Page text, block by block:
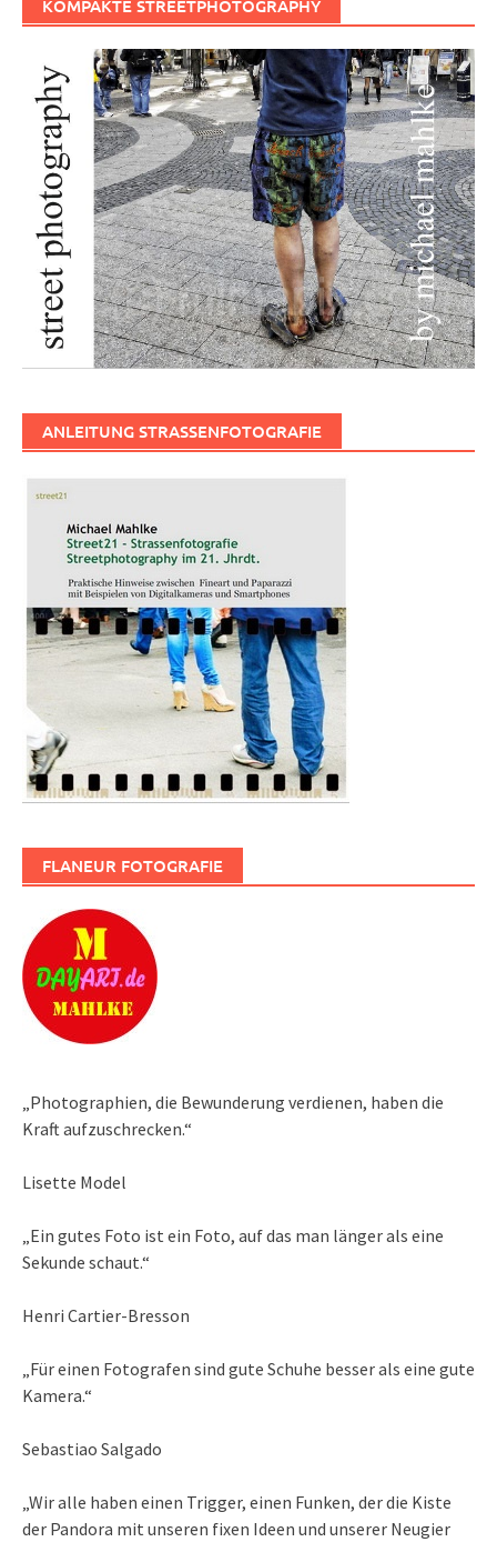
KOMPAKTE STREETPHOTOGRAPHY
ANLEITUNG STRASSENFOTOGRAFIE
FLANEUR FOTOGRAFIE
„Photographien, die Bewunderung verdienen, haben die
Kraft aufzuschrecken.“
Lisette Model
„Ein gutes Foto ist ein Foto, auf das man länger als eine
Sekunde schaut.“
Henri Cartier-Bresson
„Für einen Fotografen sind gute Schuhe besser als eine gute
Kamera.“
Sebastiao Salgado
„Wir alle haben einen Trigger, einen Funken, der die Kiste
der Pandora mit unseren fixen Ideen und unserer Neugier